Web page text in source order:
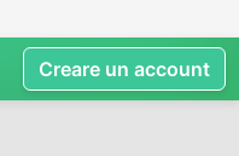
Creare un account